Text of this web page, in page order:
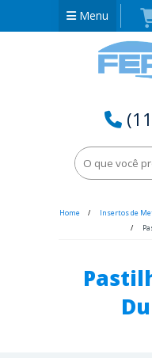
Menu
Home Insertos de